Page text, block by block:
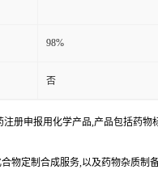
98%
否
册申报用化学产品,产品包括药
物定制合成服务,以及药物杂质制